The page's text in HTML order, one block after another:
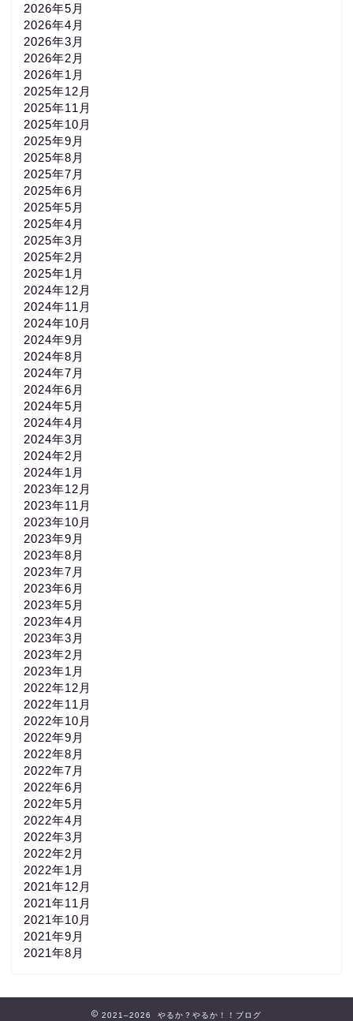
2026年5月
2026年4月
2026年3月
2026年2月
2026年1月
2025年12月
2025年11月
2025年10月
2025年9月
2025年8月
2025年7月
2025年6月
2025年5月
2025年4月
2025年3月
2025年2月
2025年1月
2024年12月
2024年11月
2024年10月
2024年9月
2024年8月
2024年7月
2024年6月
2024年5月
2024年4月
2024年3月
2024年2月
2024年1月
2023年12月
2023年11月
2023年10月
2023年9月
2023年8月
2023年7月
2023年6月
2023年5月
2023年4月
2023年3月
2023年2月
2023年1月
2022年12月
2022年11月
2022年10月
2022年9月
2022年8月
2022年7月
2022年6月
2022年5月
2022年4月
2022年3月
2022年2月
2022年1月
2021年12月
2021年11月
2021年10月
2021年9月
2021年8月
2021–2026 やるか？やるか！！ブログ